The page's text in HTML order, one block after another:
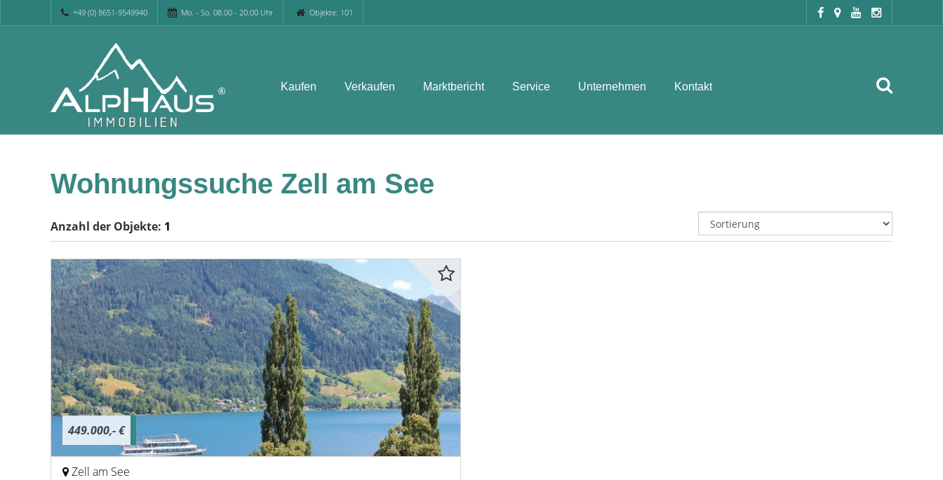
+49 (0) 8651-9549940 Mo. - So. 08.00 - 20.00 Uhr Objekte: 101
Kaufen Verkaufen Marktbericht Service Unternehmen Kontakt
Wohnungssuche Zell am See
Anzahl der Objekte: 1
449.000,- €
Zell am See